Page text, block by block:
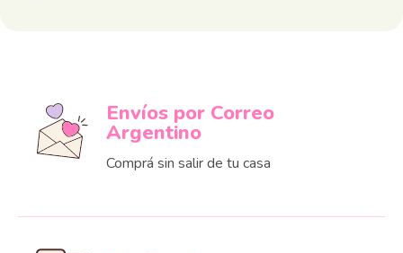
Envíos por Correo
Argentino
Comprá sin salir de tu casa